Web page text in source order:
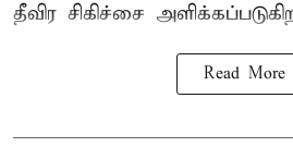
தீவிர சிகிச்சை
Read More